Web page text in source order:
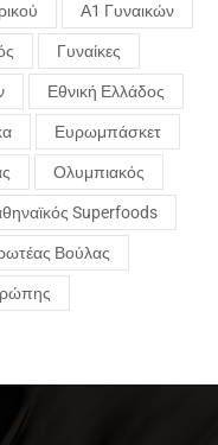
Α1 Γυναικών
Γυναίκες
Εθνική Ελλάδος
Ευρωμπάσκετ
Ολυμπιακός
Superfoods
Βούλας